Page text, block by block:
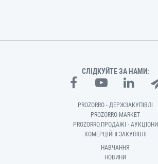
СЛІДКУЙТЕ ЗА НАМИ:
PROZORRO - ДЕРЖЗАКУПІВЛІ
PROZORRO MARKET
PROZORRO.ПРОДАЖІ - АУКЦІОНИ
КОМЕРЦІЙНІ ЗАКУПІВЛІ
НАВЧАННЯ
НОВИНИ